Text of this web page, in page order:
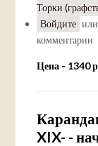
Торки
Войдите или
комментарии
Цена - 1340
XIX- -